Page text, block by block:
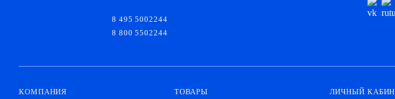
8 495 5002244
8 800 5502244
КОМПАНИЯ ТОВАРЫ ЛИЧНЫЙ